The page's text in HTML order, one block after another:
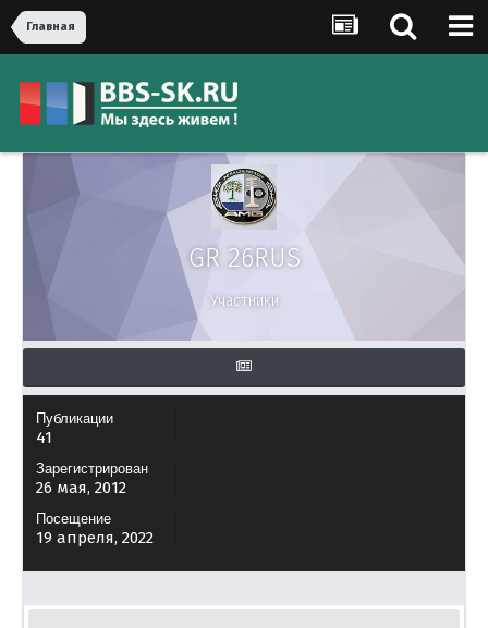
Главная
GR 26RUS
Участники
Публикации
41
Зарегистрирован
26 мая, 2012
Посещение
19 апреля, 2022